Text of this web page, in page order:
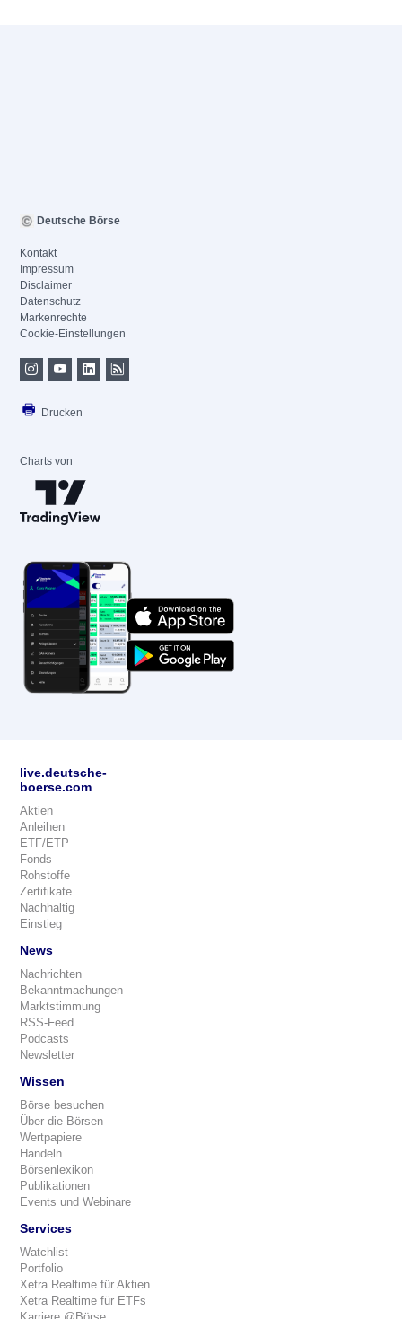
Deutsche Börse
Kontakt
Impressum
Disclaimer
Datenschutz
Markenrechte
Cookie-Einstellungen
Drucken
Charts von
live.deutsche-
boerse.com
Aktien
Anleihen
ETF/ETP
Fonds
Rohstoffe
Zertifikate
Nachhaltig
Einstieg
News
Nachrichten
Bekanntmachungen
Marktstimmung
RSS-Feed
Podcasts
Newsletter
Wissen
Börse besuchen
Über die Börsen
Wertpapiere
Handeln
Börsenlexikon
Publikationen
Events und Webinare
Services
Watchlist
Portfolio
Xetra Realtime für Aktien
Xetra Realtime für ETFs